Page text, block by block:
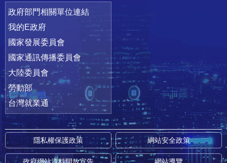
政府部門相關單位連結
我的E政府
國家發展委員會
國家通訊傳播委員會
大陸委員會
勞動部
台灣就業通
隱私權保護政策 網站安全政策